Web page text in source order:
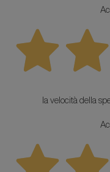
la velocità della